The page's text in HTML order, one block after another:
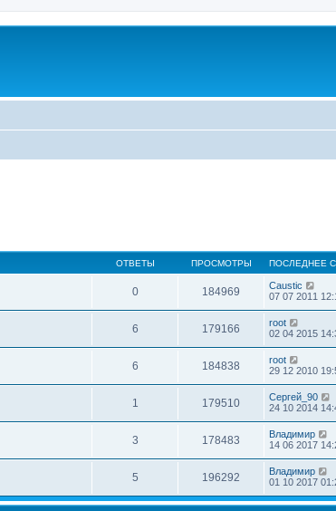
ОТВЕТЫ ПРОСМОТРЫ ПОСЛЕДНЕЕ
0 184969
Caustic
07 07 2011
6 179166
root
02 04 2015
6 184838
root
29 12 2010
1 179510
Сергей_90
24 10 2014
3 178483
Владимир
14 06 2017
5 196292
Владимир
01 10 2017